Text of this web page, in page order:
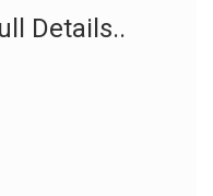
Details..